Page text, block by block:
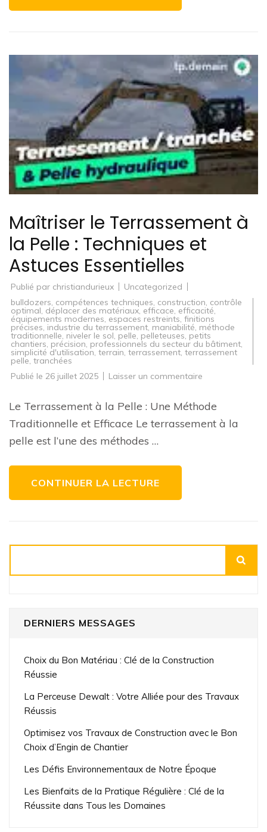
Maîtriser le Terrassement à
la Pelle : Techniques et
Astuces Essentielles
Publié par christiandurieux
Uncategorized
bulldozers, compétences techniques, construction, contrôle
optimal, déplacer des matériaux, efficace, efficacité,
équipements modernes, espaces restreints, finitions
précises, industrie du terrassement, maniabilité, méthode
traditionnelle, niveler le sol, pelle, pelleteuses, petits
chantiers, précision, professionnels du secteur du bâtiment,
simplicité d'utilisation, terrain, terrassement, terrassement
pelle, tranchées
Publié le 26 juillet 2025 Laisser un commentaire
Terrassement
à
Pelle
Le Terrassement à la Pelle : Une Méthode
Traditionnelle et Efficace Le terrassement à la
pelle est l’une des méthodes …
CONTINUER LA LECTURE
DERNIERS MESSAGES
Choix du Bon Matériau : Clé de la Construction
Réussie
La Perceuse Dewalt : Votre Alliée pour des Travaux
Réussis
Optimisez vos Travaux de Construction avec le Bon
Choix d’Engin de Chantier
Les Défis Environnementaux de Notre Époque
Les Bienfaits de la Pratique Régulière : Clé de la
Réussite dans Tous les Domaines